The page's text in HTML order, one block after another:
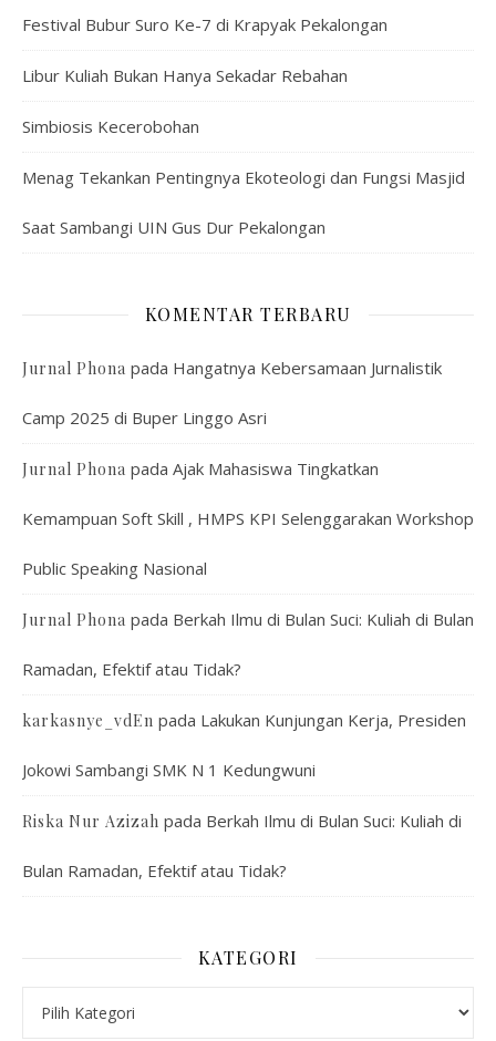
Festival Bubur Suro Ke-7 di Krapyak Pekalongan
Libur Kuliah Bukan Hanya Sekadar Rebahan
Simbiosis Kecerobohan
Menag Tekankan Pentingnya Ekoteologi dan Fungsi Masjid
Saat Sambangi UIN Gus Dur Pekalongan
KOMENTAR TERBARU
Jurnal Phona pada Hangatnya Kebersamaan Jurnalistik
Camp 2025 di Buper Linggo Asri
Jurnal Phona pada Ajak Mahasiswa Tingkatkan
Kemampuan Soft Skill , HMPS KPI Selenggarakan Workshop
Public Speaking Nasional
Jurnal Phona pada Berkah Ilmu di Bulan Suci: Kuliah di Bulan
Ramadan, Efektif atau Tidak?
karkasnye_vdEn pada Lakukan Kunjungan Kerja, Presiden
Jokowi Sambangi SMK N 1 Kedungwuni
Riska Nur Azizah pada Berkah Ilmu di Bulan Suci: Kuliah di
Bulan Ramadan, Efektif atau Tidak?
KATEGORI